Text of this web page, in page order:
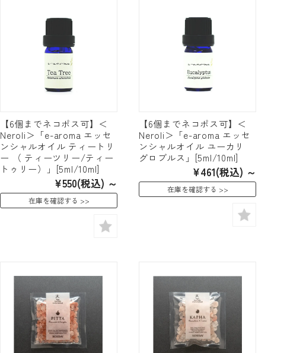
【6個までネコポス可】＜
Neroli＞「e-aroma エッセ
ンシャルオイル ティートリ
ー （ ティーツリー/ティー
トゥリー）」[5ml/10ml]
¥550(税込) ～
在庫を確認する
【6個までネコポス可】＜
Neroli＞「e-aroma エッセ
ンシャルオイル ユーカリ
グロブルス」[5ml/10ml]
¥461(税込) ～
在庫を確認する